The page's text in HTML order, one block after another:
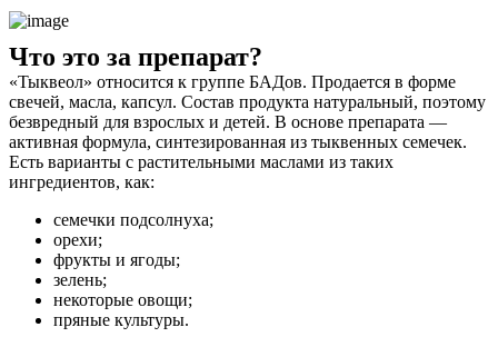
Что это за препарат?
«Тыквеол» относится к группе БАДов. Продается в форме
свечей, масла, капсул. Состав продукта натуральный, поэтому
безвредный для взрослых и детей. В основе препарата —
активная формула, синтезированная из тыквенных семечек.
Есть варианты с растительными маслами из таких
ингредиентов, как:
семечки подсолнуха;
орехи;
фрукты и ягоды;
зелень;
некоторые овощи;
пряные культуры.